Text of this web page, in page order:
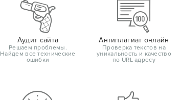
Аудит сайта
Решаем проблемы.
Найдем все технические
ошибки
Антиплагиат онлайн
Проверка текстов на
уникальность и качество
по URL адресу